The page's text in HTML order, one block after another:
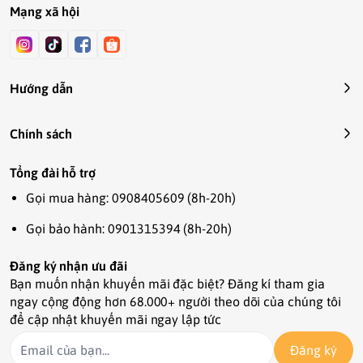
#cotimothykho #timothycanada
#timothynewzealand #thucanhchotho
#thucancuatho #thucanchothokieng
#kana #kanapetshop
Mạng xã hội
Hướng dẫn
Chính sách
Tổng đài hỗ trợ
Gọi mua hàng: 0908405609 (8h-20h)
Gọi bảo hành: 0901315394 (8h-20h)
Đăng ký nhận ưu đãi
Bạn muốn nhận khuyến mãi đặc biệt? Đăng kí tham gia
ngay cộng động hơn 68.000+ người theo dõi của chúng tôi
để cập nhật khuyến mãi ngay lập tức
Đăng ký